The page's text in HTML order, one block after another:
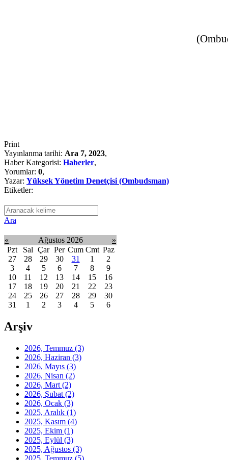
Print
Yayınlanma tarihi: Ara 7, 2023,
Haber Kategorisi: Haberler,
Yorumlar: 0,
Yazar: Yüksek Yönetim Denetçisi (Ombudsman)
Etiketler:
Ara
« Ağustos 2026
»
Pzt
Sal Çar Per Cum Cmt Paz
27
28 29 30 31 1
2
3
4 5 6 7 8
9
10
11 12 13 14 15
16
17
18 19 20 21 22
23
24
25 26 27 28 29
30
31
1 2 3 4 5 6
Arşiv
2026, Temmuz (3)
2026, Haziran (3)
2026, Mayıs (3)
2026, Nisan (2)
2026, Mart (2)
2026, Şubat (2)
2026, Ocak (3)
2025, Aralık (1)
2025, Kasım (4)
2025, Ekim (1)
2025, Eylül (3)
2025, Ağustos (3)
2025, Temmuz (5)